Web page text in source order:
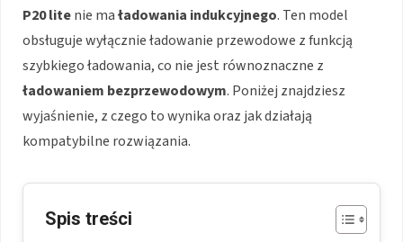
P20 litenie maładowania indukcyjnego. Ten model
obsługuje wyłącznie ładowanie przewodowe z funkcją
szybkiego ładowania, co nie jest równoznaczne z
ładowaniem bezprzewodowym. Poniżej znajdziesz
wyjaśnienie, z czego to wynika oraz jak działają
kompatybilne rozwiązania.
Spis treści